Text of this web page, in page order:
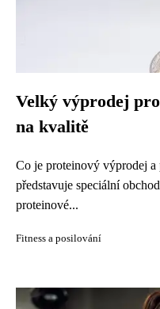
Velký výprodej
na kvalitě
Co je proteinový výprodej
představuje speciální
proteinové...
Fitness a posilování